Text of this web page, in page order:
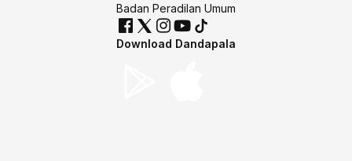
Badan Peradilan Umum
Download Dandapala